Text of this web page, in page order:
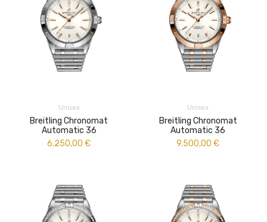
Unisex
Breitling Chronomat
Automatic 36
6.250,00 €
Unisex
Breitling Chronomat
Automatic 36
9.500,00 €